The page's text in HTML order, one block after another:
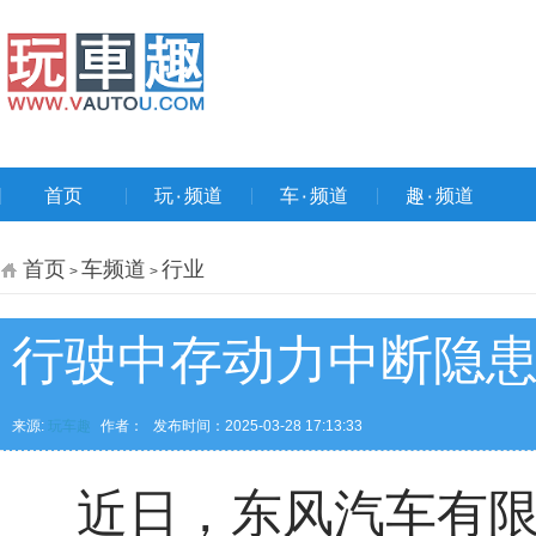
首页 玩۰频道 车۰频道 趣۰频道
首页 > 车频道 > 行业
行驶中存动力中断隐
来源: 玩车趣 作者： 发布时间：2025-03-28 17:13:33
近日，东风汽车有